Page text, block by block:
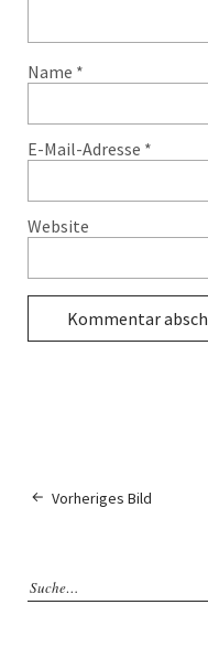
Name *
E-Mail-Adresse *
Website
Vorheriges Bild